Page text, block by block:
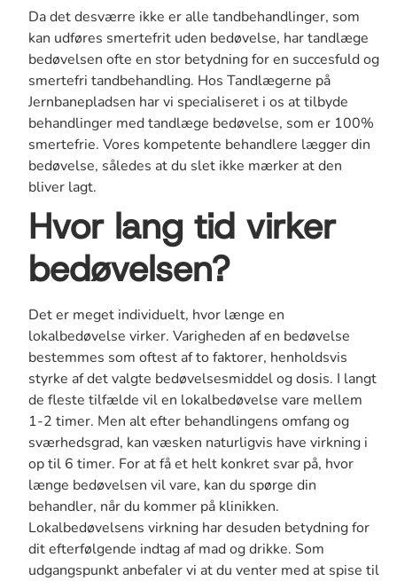
Da det desværre ikke er alle tandbehandlinger, som
kan udføres smertefrit uden bedøvelse, har tandlæge
bedøvelsen ofte en stor betydning for en succesfuld og
smertefri tandbehandling. Hos Tandlægerne på
Jernbanepladsen har vi specialiseret i os at tilbyde
behandlinger med tandlæge bedøvelse, som er 100%
smertefrie. Vores kompetente behandlere lægger din
bedøvelse, således at du slet ikke mærker at den
bliver lagt.
Hvor lang tid virker
bedøvelsen?
Det er meget individuelt, hvor længe en
lokalbedøvelse virker. Varigheden af en bedøvelse
bestemmes som oftest af to faktorer, henholdsvis
styrke af det valgte bedøvelsesmiddel og dosis. I langt
de fleste tilfælde vil en lokalbedøvelse vare mellem
1-2 timer. Men alt efter behandlingens omfang og
sværhedsgrad, kan væsken naturligvis have virkning i
op til 6 timer. For at få et helt konkret svar på, hvor
længe bedøvelsen vil vare, kan du spørge din
behandler, når du kommer på klinikken.
Lokalbedøvelsens virkning har desuden betydning for
dit efterfølgende indtag af mad og drikke. Som
udgangspunkt anbefaler vi at du venter med at spise til